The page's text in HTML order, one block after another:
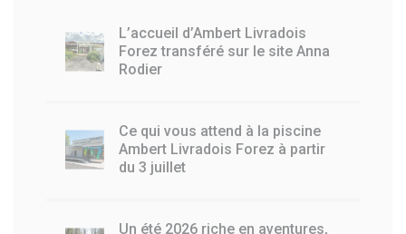
L’accueil d’Ambert Livradois
Forez transféré sur le site Anna
Rodier
Ce qui vous attend à la piscine
Ambert Livradois Forez à partir
du 3 juillet
Un été 2026 riche en aventures,